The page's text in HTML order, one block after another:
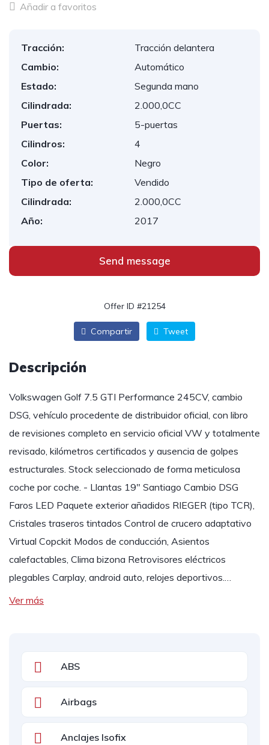
Añadir a favoritos
Tracción:
Tracción delantera
Cambio:
Automático
Estado:
Segunda mano
Cilindrada:
2.000,0CC
Puertas:
5-puertas
Cilindros:
4
Color:
Negro
Tipo de oferta:
Vendido
Cilindrada:
2.000,0CC
Año:
2017
Send message
Offer ID #21254
Compartir Tweet
Descripción
Volkswagen Golf 7.5 GTI Performance 245CV, cambio
DSG, vehículo procedente de distribuidor oficial, con libro
de revisiones completo en servicio oficial VW y totalmente
revisado, kilómetros certificados y ausencia de golpes
estructurales. Stock seleccionado de forma meticulosa
coche por coche. - Llantas 19" Santiago Cambio DSG
Faros LED Paquete exterior añadidos RIEGER (tipo TCR),
Cristales traseros tintados Control de crucero adaptativo
Virtual Copckit Modos de conducción, Asientos
calefactables, Clima bizona Retrovisores eléctricos
plegables Carplay, android auto, relojes deportivos.…
Ver más
ABS
Airbags
Anclajes Isofix